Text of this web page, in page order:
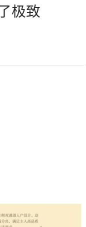
极致